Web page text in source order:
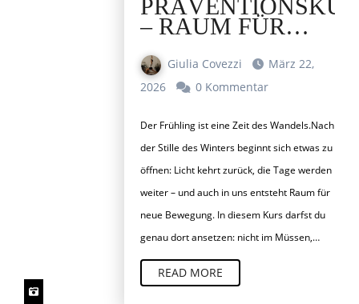
– RAUM FÜR
YOGA IM
FRÜHLING UND
Giulia Covezzi
März 22,
2026
0 Kommentar
Der Frühling ist eine Zeit des Wandels.Nach
der Stille des Winters beginnt sich etwas zu
öffnen: Licht kehrt zurück, die Tage werden
weiter – und auch in uns entsteht Raum für
neue Bewegung. In diesem Kurs darfst du
genau dort ansetzen: nicht im Müssen,…
READ MORE